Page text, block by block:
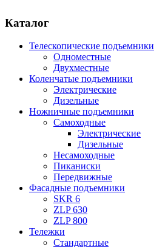
Каталог
Телескопические подъемники
Одноместные
Двухместные
Коленчатые подъемники
Электрические
Дизельные
Ножничные подъемники
Самоходные
Электрические
Дизельные
Несамоходные
Пиканиски
Передвижные
Фасадные подъемники
SKR 6
ZLP 630
ZLP 800
Тележки
Стандартные